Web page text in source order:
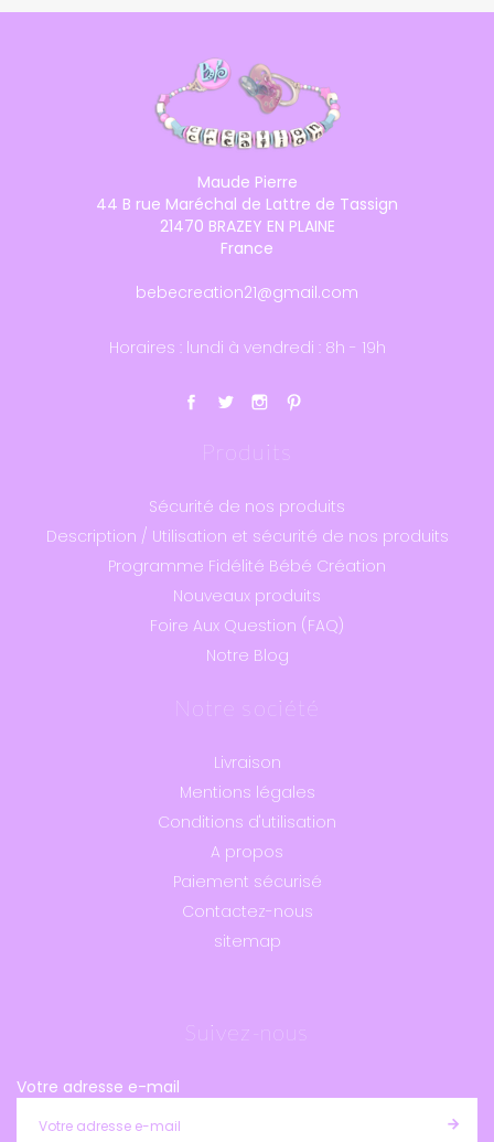
Maude Pierre
44 B rue Maréchal de Lattre de Tassign
21470 BRAZEY EN PLAINE
France
bebecreation21@gmail.com
Horaires : lundi à vendredi : 8h - 19h
Produits
Sécurité de nos produits
Description / Utilisation et sécurité de nos produits
Programme Fidélité Bébé Création
Nouveaux produits
Foire Aux Question (FAQ)
Notre Blog
Notre société
Livraison
Mentions légales
Conditions d'utilisation
A propos
Paiement sécurisé
Contactez-nous
sitemap
Suivez-nous
Votre adresse e-mail